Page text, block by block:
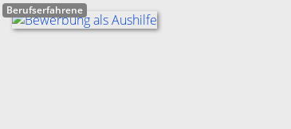
Berufserfahrene